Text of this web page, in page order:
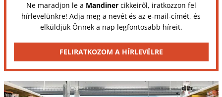
Ne maradjon le a Mandinercikkeiről, iratkozzon fel
hírlevelünkre! Adja meg a nevét és az e-mail-címét, és
elküldjük Önnek a nap legfontosabb híreit.
FELIRATKOZOM A HÍRLEVÉLRE